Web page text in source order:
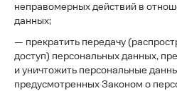
неправомерных действий в
данных;
— прекратить передачу
доступ) персональных данных,
и уничтожить персональные
предусмотренных Законом о